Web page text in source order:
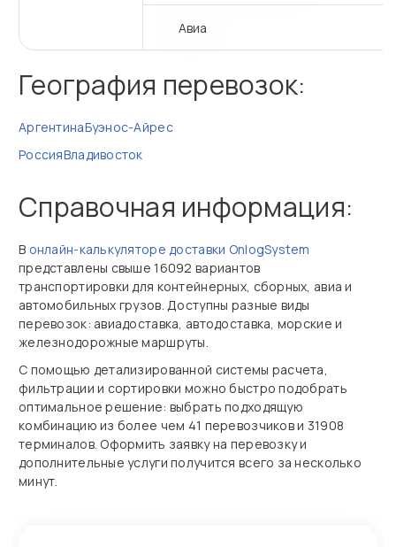
Авиа
География перевозок:
АргентинаБуэнос-Айрес
РоссияВладивосток
Справочная информация:
В онлайн‑калькуляторе доставки OnlogSystem
представлены свыше 16092 вариантов
транспортировки для контейнерных, сборных, авиа и
автомобильных грузов. Доступны разные виды
перевозок: авиадоставка, автодоставка, морские и
железнодорожные маршруты.
С помощью детализированной системы расчета,
фильтрации и сортировки можно быстро подобрать
оптимальное решение: выбрать подходящую
комбинацию из более чем 41 перевозчиков и 31908
терминалов. Оформить заявку на перевозку и
дополнительные услуги получится всего за несколько
минут.